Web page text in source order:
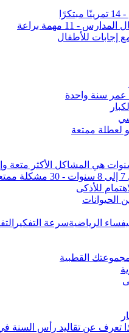
- 11 مهمة براعة
إجابات للأطفال
عمر سنة واحدة
لعطلة ممتعة
للأذكى
الحيوانات
الرياضيةسرعة التفكير
القطبية
تعرف عن تقاليد رأس السنة